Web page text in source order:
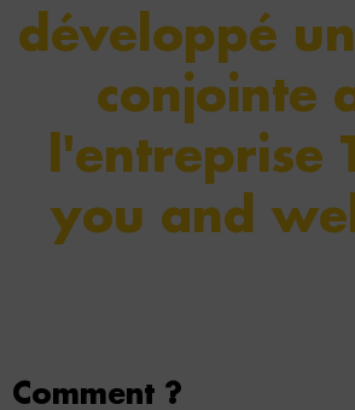
développé
conjointe
l'entreprise
you and
Comment ?